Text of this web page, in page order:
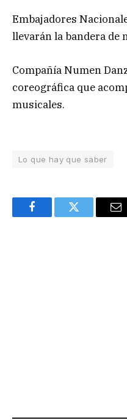
Embajadores
llevarán la bandera de
Compañía Numen
coreográfica que
musicales.
Lo que hay que saber
FacebookTwitter